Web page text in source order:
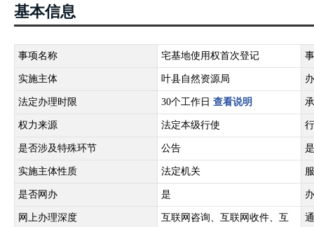
基本信息
事项名称 宅基地使用权首次登记
实施主体 叶县自然资源局
法定办理时限 30个工作日 查看说明
权力来源 法定本级行使
是否涉及特殊环节 公告
实施主体性质 法定机关
是否网办 是
网上办理深度
互联网咨询、互联网收件、互